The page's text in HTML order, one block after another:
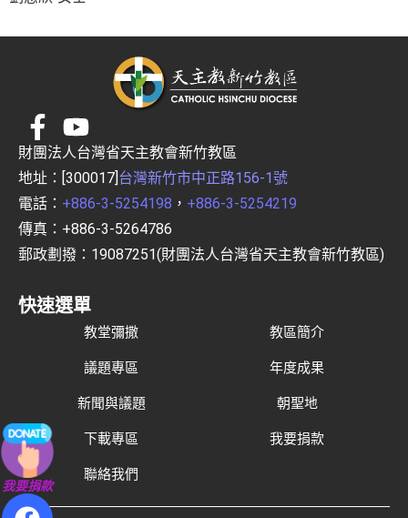
財團法人台灣省天主教會新竹教區
地址：[300017]台灣新竹市中正路156-1號
電話： +886-3-5254198 ， +886-3-5254219
傳真：+886-3-5264786
郵政劃撥：19087251(財團法人台灣省天主教會新竹教區)
我要捐款
快速選單
教堂彌撒 教區簡介
議題專區 年度成果
新聞與議題 朝聖地
下載專區 我要捐款
聯絡我們